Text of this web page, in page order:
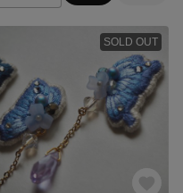
SOLD OUT